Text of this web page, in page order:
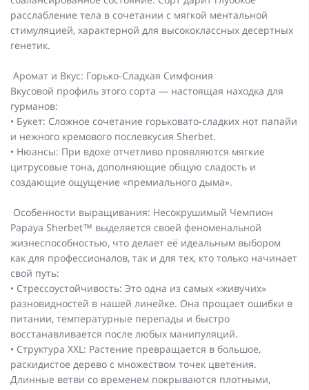
расслабление тела в сочетании с мягкой ментальной
стимуляцией, характерной для высококлассных десертных
генетик.
Аромат и Вкус: Горько-Сладкая Симфония
Вкусовой профиль этого сорта — настоящая находка для
гурманов:
• Букет: Сложное сочетание горьковато-сладких нот папайи
и нежного кремового послевкусия Sherbet.
• Нюансы: При вдохе отчетливо проявляются мягкие
цитрусовые тона, дополняющие общую сладость и
создающие ощущение «премиального дыма».
Особенности выращивания: Несокрушимый Чемпион
Papaya Sherbet™ выделяется своей феноменальной
жизнеспособностью, что делает её идеальным выбором
как для профессионалов, так и для тех, кто только начинает
свой путь:
• Стрессоустойчивость: Это одна из самых «живучих»
разновидностей в нашей линейке. Она прощает ошибки в
питании, температурные перепады и быстро
восстанавливается после любых манипуляций.
• Структура XXL: Растение превращается в большое,
раскидистое дерево с множеством точек цветения.
Длинные ветви со временем покрываются плотными,